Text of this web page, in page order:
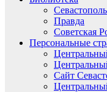
Правда
Советская
Персональные
Сайт